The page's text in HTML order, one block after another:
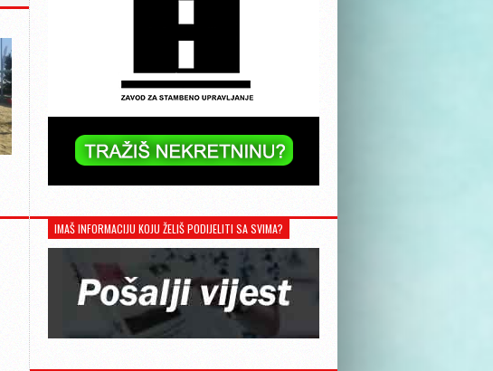
IMAŠ INFORMACIJU KOJU ŽELIŠ PODIJELITI SA SVIMA?